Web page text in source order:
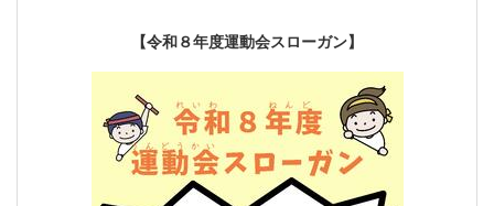
【令和８年度運動会スローガン】